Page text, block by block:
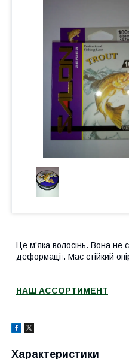
Це м'яка волосінь. Вона не
деформації. Має стійкий
НАШ АССОРТИМЕНТ
Характеристики